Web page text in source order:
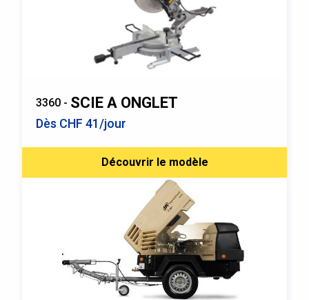
3360 - SCIE A ONGLET
Dès CHF 41/jour
Découvrir le modèle